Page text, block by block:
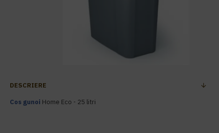
DESCRIERE
Cos gunoi Home Eco - 25 litri